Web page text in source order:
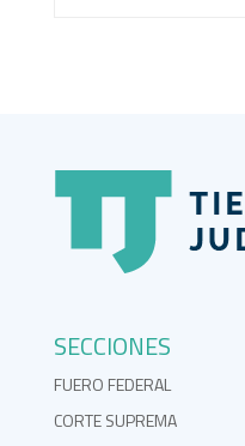
SECCIONES
FUERO FEDERAL
CORTE SUPREMA